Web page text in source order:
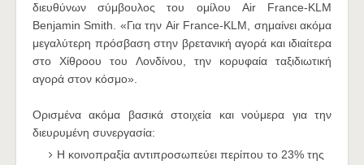
διευθύνων σύμβουλος του ομίλου Air France-KLM
Benjamin Smith. «Για την Air France-KLM, σημαίνει ακόμα
μεγαλύτερη πρόσβαση στην βρετανική αγορά και ιδιαίτερα
στο Χίθροου του Λονδίνου, την κορυφαία ταξιδιωτική
αγορά στον κόσμο».
Ορισμένα ακόμα βασικά στοιχεία και νούμερα για την
διευρυμένη συνεργασία:
Η κοινοπραξία αντιπροσωπεύει περίπου το 23% της